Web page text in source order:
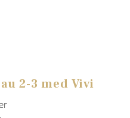
2-3 med Vivi